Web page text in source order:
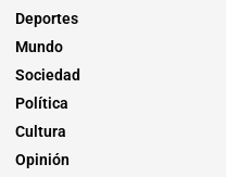
Deportes
Mundo
Sociedad
Política
Cultura
Opinión